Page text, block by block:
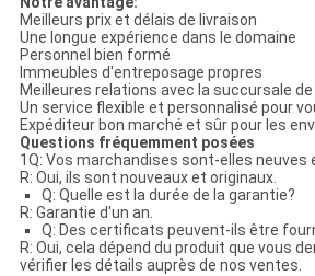
Meilleurs prix et délais de livraison
Une longue expérience dans le domaine
Personnel bien formé
Immeubles d'entreposage propres
Meilleures relations avec la succursale
Un service flexible et personnalisé pour
Expéditeur bon marché et sûr pour les
Questions fréquemment posées
1Q: Vos marchandises sont-elles neuves
R: Oui, ils sont nouveaux et originaux.
Q: Quelle est la durée de la garantie?
R: Garantie d'un an.
Q: Des certificats peuvent-ils être
R: Oui, cela dépend du produit que vous
vérifier les détails auprès de nos ventes.